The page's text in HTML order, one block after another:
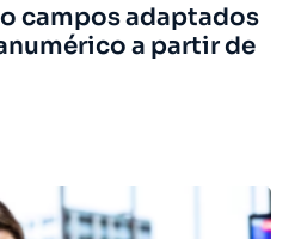
campos adaptados
a partir de